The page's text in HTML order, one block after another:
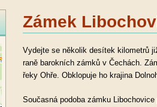
Zámek
Vydejte se několik desítek kilometrů
raně barokních zámků v Čechách.
řeky Ohře. Obklopuje ho krajina
Současná podoba zámku